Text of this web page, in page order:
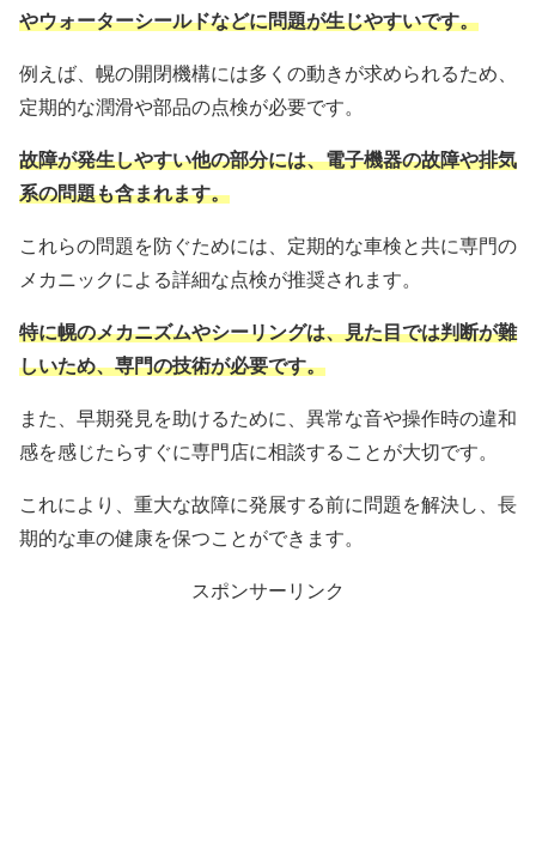
やウォーターシールドなどに問題が生じやすいです。
例えば、幌の開閉機構には多くの動きが求められるため、
定期的な潤滑や部品の点検が必要です。
故障が発生しやすい他の部分には、電子機器の故障や排気
系の問題も含まれます。
これらの問題を防ぐためには、定期的な車検と共に専門の
メカニックによる詳細な点検が推奨されます。
特に幌のメカニズムやシーリングは、見た目では判断が難
しいため、専門の技術が必要です。
また、早期発見を助けるために、異常な音や操作時の違和
感を感じたらすぐに専門店に相談することが大切です。
これにより、重大な故障に発展する前に問題を解決し、長
期的な車の健康を保つことができます。
スポンサーリンク